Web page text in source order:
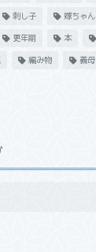
刺し子 嫁ちゃん
更年期 本
編み物 義母